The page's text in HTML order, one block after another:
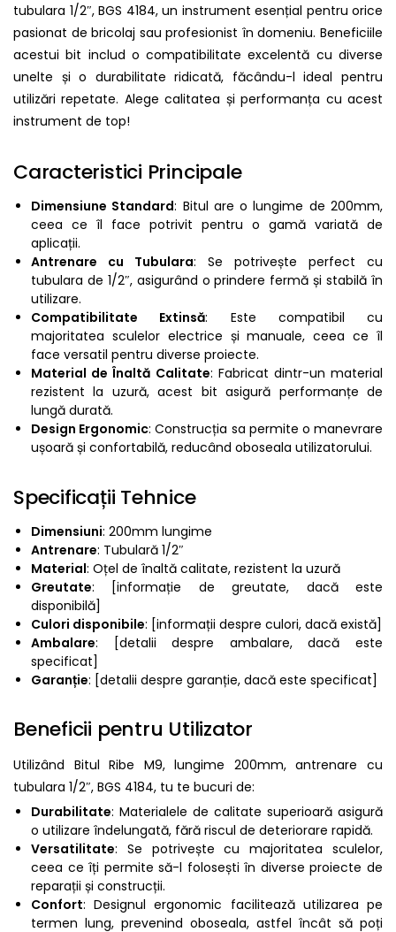
tubulara 1/2″, BGS 4184, un instrument esențial pentru orice
pasionat de bricolaj sau profesionist în domeniu. Beneficiile
acestui bit includ o compatibilitate excelentă cu diverse
unelte și o durabilitate ridicată, făcându-l ideal pentru
utilizări repetate. Alege calitatea și performanța cu acest
instrument de top!
Caracteristici Principale
Dimensiune Standard: Bitul are o lungime de 200mm,
ceea ce îl face potrivit pentru o gamă variată de
aplicații.
Antrenare cu Tubulara: Se potrivește perfect cu
tubulara de 1/2″, asigurând o prindere fermă și stabilă în
utilizare.
Compatibilitate Extinsă: Este compatibil cu
majoritatea sculelor electrice și manuale, ceea ce îl
face versatil pentru diverse proiecte.
Material de Înaltă Calitate: Fabricat dintr-un material
rezistent la uzură, acest bit asigură performanțe de
lungă durată.
Design Ergonomic: Construcția sa permite o manevrare
ușoară și confortabilă, reducând oboseala utilizatorului.
Specificații Tehnice
Dimensiuni: 200mm lungime
Antrenare: Tubulară 1/2″
Material: Oțel de înaltă calitate, rezistent la uzură
Greutate: [informație de greutate, dacă este
disponibilă]
Culori disponibile: [informații despre culori, dacă există]
Ambalare: [detalii despre ambalare, dacă este
specificat]
Garanție: [detalii despre garanție, dacă este specificat]
Beneficii pentru Utilizator
Utilizând Bitul Ribe M9, lungime 200mm, antrenare cu
tubulara 1/2″, BGS 4184, tu te bucuri de:
Durabilitate: Materialele de calitate superioară asigură
o utilizare îndelungată, fără riscul de deteriorare rapidă.
Versatilitate: Se potrivește cu majoritatea sculelor,
ceea ce îți permite să-l folosești în diverse proiecte de
reparații și construcții.
Confort: Designul ergonomic facilitează utilizarea pe
termen lung, prevenind oboseala, astfel încât să poți